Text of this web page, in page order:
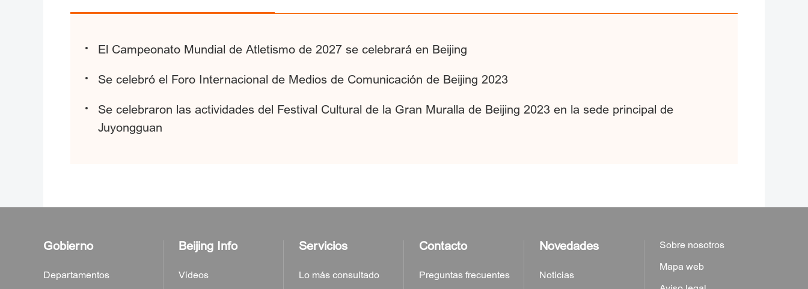
El Campeonato Mundial de Atletismo de 2027 se celebrará en Beijing
Se celebró el Foro Internacional de Medios de Comunicación de Beijing 2023
Se celebraron las actividades del Festival Cultural de la Gran Muralla de Beijing 2023 en la sede principal de
Juyongguan
Gobierno
Departamentos
Beijing Info
Vídeos
Servicios
Lo más consultado
Contacto
Preguntas frecuentes
Novedades
Noticias
Sobre nosotros
Mapa web